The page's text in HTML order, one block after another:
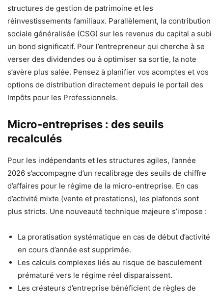
structures de gestion de patrimoine et les
réinvestissements familiaux. Parallèlement, la contribution
sociale généralisée (CSG) sur les revenus du capital a subi
un bond significatif. Pour l’entrepreneur qui cherche à se
verser des dividendes ou à optimiser sa sortie, la note
s’avère plus salée. Pensez à planifier vos acomptes et vos
options de distribution directement depuis le portail des
Impôts pour les Professionnels.
Micro-entreprises : des seuils
recalculés
Pour les indépendants et les structures agiles, l’année
2026 s’accompagne d’un recalibrage des seuils de chiffre
d’affaires pour le régime de la micro-entreprise. En cas
d’activité mixte (vente et prestations), les plafonds sont
plus stricts. Une nouveauté technique majeure s’impose :
La proratisation systématique en cas de début d’activité
en cours d’année est supprimée.
Les calculs complexes liés au risque de basculement
prématuré vers le régime réel disparaissent.
Les créateurs d’entreprise bénéficient de règles de